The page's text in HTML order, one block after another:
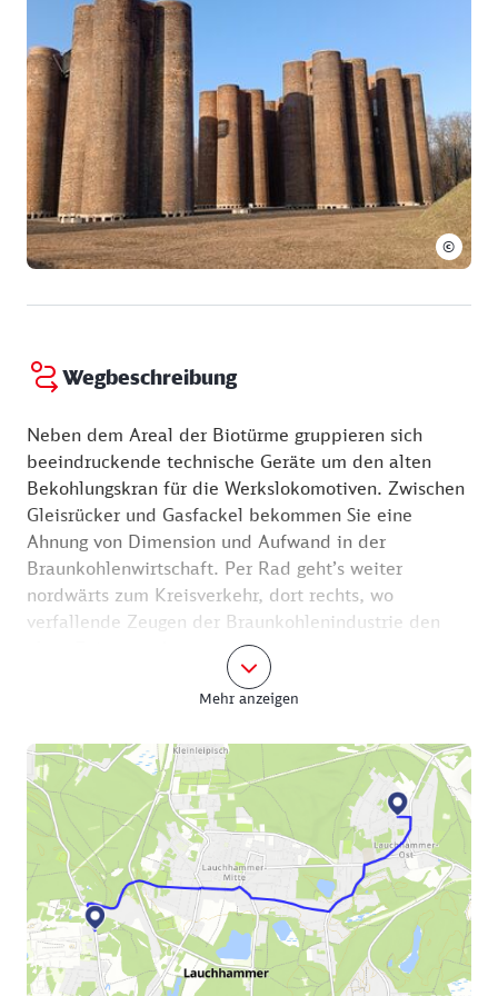
Smartphone mit der kostenfreien App „Hearonymus“.
In sechs Kapiteln erklärt ein Zeitzeuge wie die
Kokerei entstand und funktionierte.
Kinder: 3,00 € Biotürme und Bergbaureliktepark
©
Wegbeschreibung
Neben dem Areal der Biotürme gruppieren sich
beeindruckende technische Geräte um den alten
Bekohlungskran für die Werkslokomotiven. Zwischen
Gleisrücker und Gasfackel bekommen Sie eine
Ahnung von Dimension und Aufwand in der
Braunkohlenwirtschaft. Per Rad geht’s weiter
nordwärts zum Kreisverkehr, dort rechts, wo
verfallende Zeugen der Braunkohlenindustrie den
alten Zeiten nachtrauern.
An der Weggabelung lohnt sich ein Blick in die
Werkssiedlung für Bergleute. Dort rechts bleiben und
im weiteren Verlauf das Rad kurz in Gegenrichtung
der Einbahnstraße schieben, um danach durch das
Zentrum von Lauchhammer-Mitte zu radeln. An der
nächsten Kreuzung schräg rechts in die Cottbuser
Straße, am gemütlichen Irish Pub vorbei. Nach der
nächsten Einmündung der Cottbuser Straße weiter
folgen und nach etwa zwei Kilometern links halten.
Nach 400 Metern erscheint ein eisernes Monstrum –
Mehr anzeigen